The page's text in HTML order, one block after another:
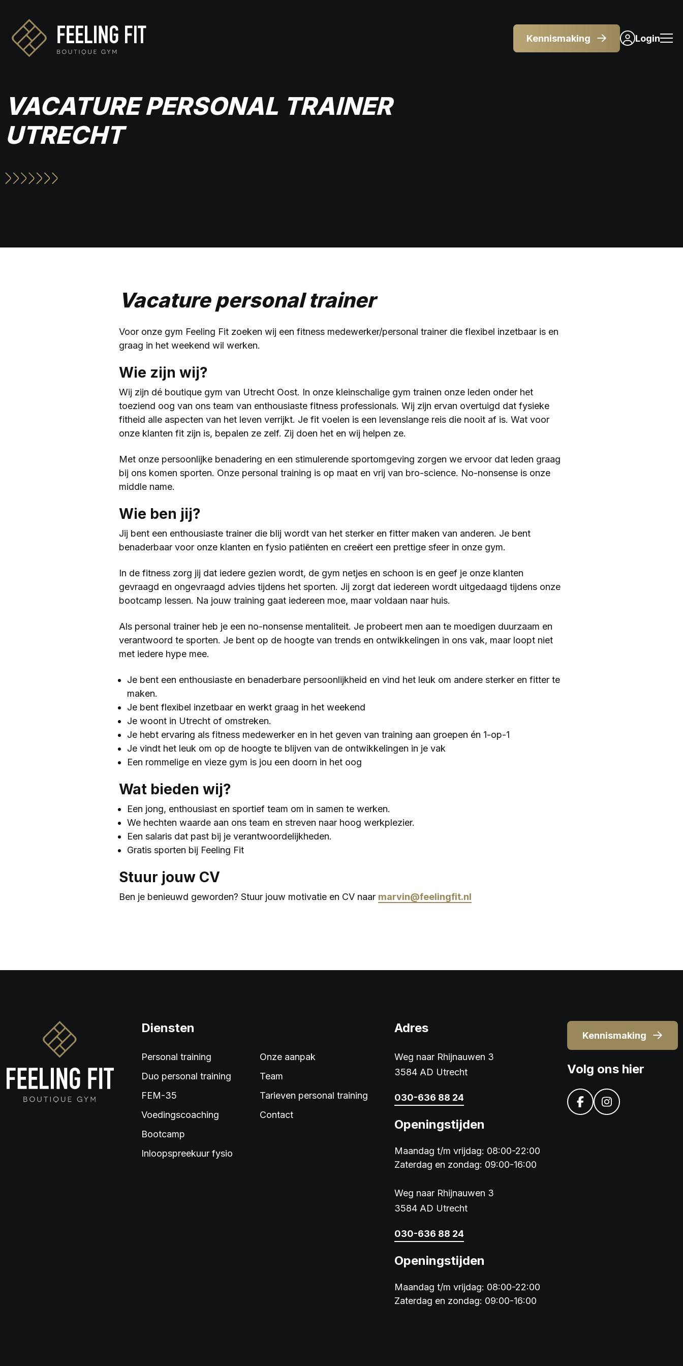
Kennismaking Login
VACATURE PERSONAL TRAINER
UTRECHT
Vacature personal trainer
Voor onze gym Feeling Fit zoeken wij een fitness medewerker/personal trainer die flexibel inzetbaar is en
graag in het weekend wil werken.
Wie zijn wij?
Wij zijn dé boutique gym van Utrecht Oost. In onze kleinschalige gym trainen onze leden onder het
toeziend oog van ons team van enthousiaste fitness professionals. Wij zijn ervan overtuigd dat fysieke
fitheid alle aspecten van het leven verrijkt. Je fit voelen is een levenslange reis die nooit af is. Wat voor
onze klanten fit zijn is, bepalen ze zelf. Zij doen het en wij helpen ze.
Met onze persoonlijke benadering en een stimulerende sportomgeving zorgen we ervoor dat leden graag
bij ons komen sporten. Onze personal training is op maat en vrij van bro-science. No-nonsense is onze
middle name.
Wie ben jij?
Jij bent een enthousiaste trainer die blij wordt van het sterker en fitter maken van anderen. Je bent
benaderbaar voor onze klanten en fysio patiënten en creëert een prettige sfeer in onze gym.
In de fitness zorg jij dat iedere gezien wordt, de gym netjes en schoon is en geef je onze klanten
gevraagd en ongevraagd advies tijdens het sporten. Jij zorgt dat iedereen wordt uitgedaagd tijdens onze
bootcamp lessen. Na jouw training gaat iedereen moe, maar voldaan naar huis.
Als personal trainer heb je een no-nonsense mentaliteit. Je probeert men aan te moedigen duurzaam en
verantwoord te sporten. Je bent op de hoogte van trends en ontwikkelingen in ons vak, maar loopt niet
met iedere hype mee.
Je bent een enthousiaste en benaderbare persoonlijkheid en vind het leuk om andere sterker en fitter te
maken.
Je bent flexibel inzetbaar en werkt graag in het weekend
Je woont in Utrecht of omstreken.
Je hebt ervaring als fitness medewerker en in het geven van training aan groepen én 1-op-1
Je vindt het leuk om op de hoogte te blijven van de ontwikkelingen in je vak
Een rommelige en vieze gym is jou een doorn in het oog
Wat bieden wij?
⁠Een jong, enthousiast en sportief team om in samen te werken.
We hechten waarde aan ons team en streven naar hoog werkplezier.
Een salaris dat past bij je verantwoordelijkheden.
Gratis sporten bij Feeling Fit
Stuur jouw CV
Ben je benieuwd geworden? Stuur jouw motivatie en CV naar marvin@feelingfit.nl
Diensten
Personal training
Duo personal training
FEM-35
Voedingscoaching
Bootcamp
Inloopspreekuur fysio
Onze aanpak
Team
Tarieven personal training
Contact
Adres
Weg naar Rhijnauwen 3
3584 AD Utrecht
030-636 88 24
Openingstijden
Maandag t/m vrijdag: 08:00-22:00
Zaterdag en zondag: 09:00-16:00
Weg naar Rhijnauwen 3
3584 AD Utrecht
030-636 88 24
Openingstijden
Maandag t/m vrijdag: 08:00-22:00
Zaterdag en zondag: 09:00-16:00
Kennismaking
Volg ons hier